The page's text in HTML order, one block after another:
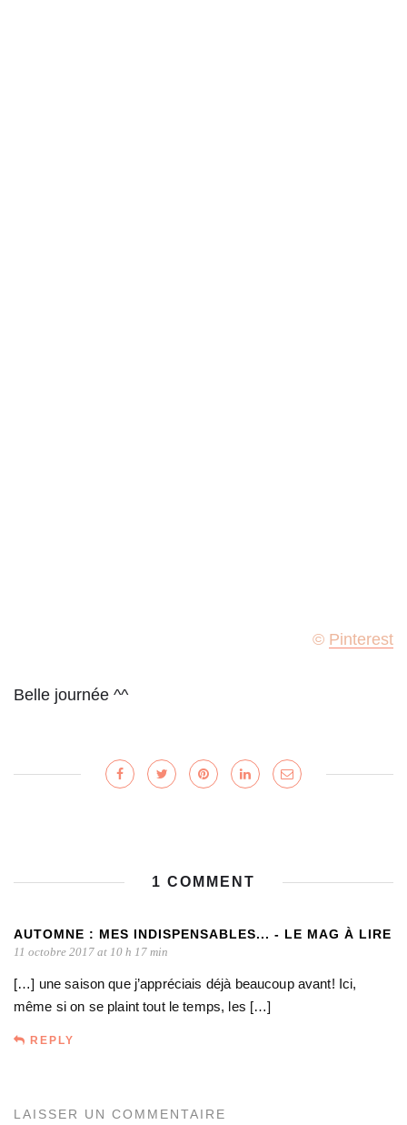
© Pinterest
Belle journée ^^
1 COMMENT
AUTOMNE : MES INDISPENSABLES... - LE MAG À LIRE
11 octobre 2017 at 10 h 17 min
[…] une saison que j’appréciais déjà beaucoup avant! Ici,
même si on se plaint tout le temps, les […]
REPLY
LAISSER UN COMMENTAIRE